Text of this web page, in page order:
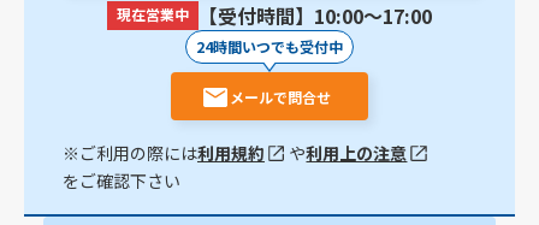
現在営業中 【受付時間】10:00〜17:00
24時間いつでも受付中
メールで問合せ
※ご利用の際には利用規約 や利用上の注意
をご確認下さい